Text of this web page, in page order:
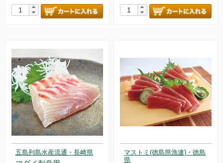
五島列島水産流通・長崎県
マストミ(徳島県漁連)・徳島
県